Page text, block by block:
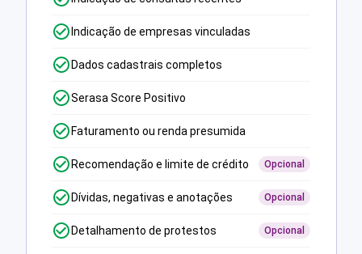
Indicação de empresas vinculadas
Dados cadastrais completos
Serasa Score Positivo
Faturamento ou renda presumida
Recomendação e limite de crédito Opcional
Dívidas, negativas e anotações Opcional
Detalhamento de protestos Opcional